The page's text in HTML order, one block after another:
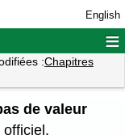
English
≡
:Chapitres
de valeur
officiel,